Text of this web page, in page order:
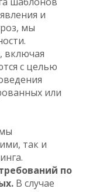
и
мы
включая
с целью
или
так и
по
В случае